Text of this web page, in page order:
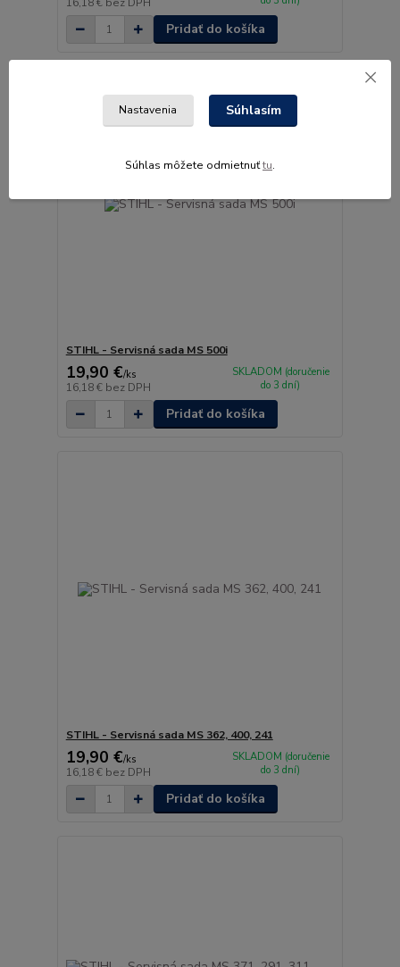
Pridať do košíka
STIHL - Servisná sada MS 500i
19,90 €/ks
16,18 € bez DPH
SKLADOM (doručenie
do 3 dní)
Pridať do košíka
STIHL - Servisná sada MS 362, 400, 241
19,90 €/ks
16,18 € bez DPH
SKLADOM (doručenie
do 3 dní)
Pridať do košíka
Nastavenia Súhlasím
Súhlas môžete odmietnuťtu.